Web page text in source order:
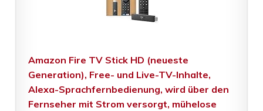
Amazon Fire TV Stick HD (neueste
Generation), Free- und Live-TV-Inhalte,
Alexa-Sprachfernbedienung, wird über den
Fernseher mit Strom versorgt, mühelose